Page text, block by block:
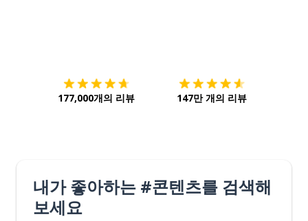
177,000개의 리뷰 147만 개의 리뷰
내가 좋아하는 #콘텐츠를 검색해
보세요